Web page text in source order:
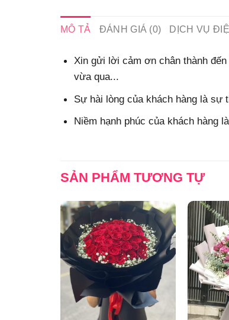
MÔ TẢ ĐÁNH GIÁ (0) DỊCH VỤ
Xin gửi lời cảm ơn chân thành
vừa qua...
Sự hài lòng của khách hàng là sự
Niềm hạnh phúc của khách hàng
SẢN PHẨM TƯƠNG TỰ